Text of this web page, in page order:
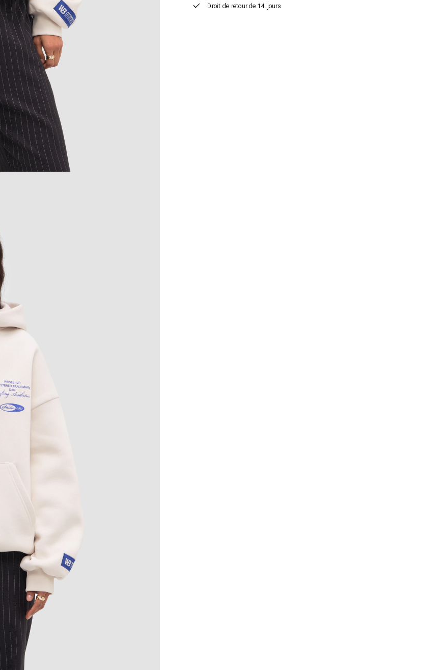
Droit de retour de 14 jours